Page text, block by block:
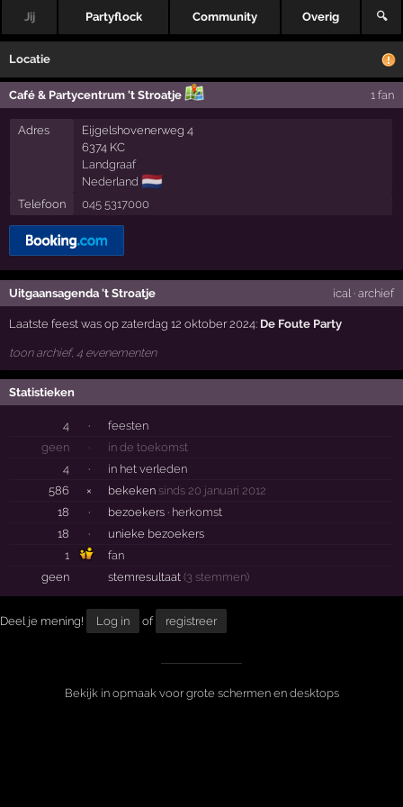
Jij Partyflock Community Overig 🔍
Locatie
Café & Partycentrum 't Stroatje 1 fan
Adres
Eijgelshovenerweg 4
6374 KC
Landgraaf
Nederland 🇳🇱
Telefoon 045 5317000
Uitgaansagenda 't Stroatje ical · archief
Laatste feest was op zaterdag 12 oktober 2024: De Foute Party
toon archief, 4 evenementen
Statistieken
4 ·
feesten
geen
·
in de toekomst
4
·
in het verleden
586
× bekeken sinds 20 januari 2012
18
· bezoekers · herkomst
18
·
unieke bezoekers
1
fan
geen
stemresultaat(3 stemmen)
Deel je mening! Log in of registreer
Bekijk in opmaak voor grote schermen en desktops